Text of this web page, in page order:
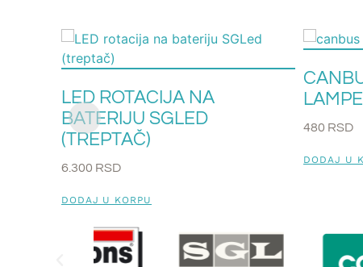
LED ROTACIJA NA
BATERIJU SGLED
(TREPTAČ)
6.300 RSD
DODAJ U KORPU
480 RSD
DODAJ U